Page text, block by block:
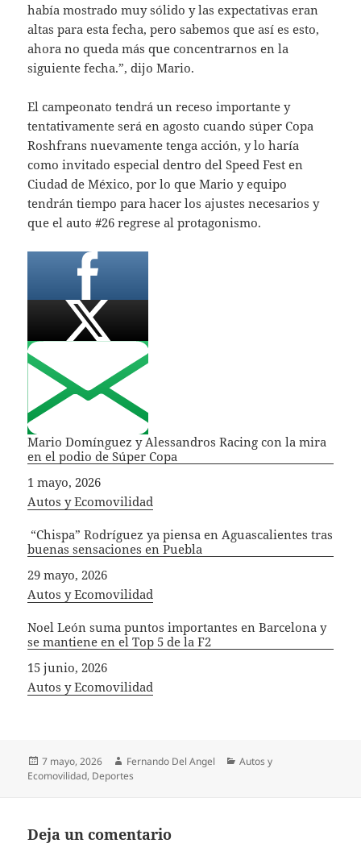
había mostrado muy sólido y las expectativas eran
altas para esta fecha, pero sabemos que así es esto,
ahora no queda más que concentrarnos en la
siguiente fecha.”, dijo Mario.
El campeonato tendrá un receso importante y
tentativamente será en agosto cuando súper Copa
Roshfrans nuevamente tenga acción, y lo haría
como invitado especial dentro del Speed Fest en
Ciudad de México, por lo que Mario y equipo
tendrán tiempo para hacer los ajustes necesarios y
que el auto #26 regrese al protagonismo.
Mario Domínguez y Alessandros Racing con la mira
en el podio de Súper Copa
Fecha
1 mayo, 2026
In relation to
Autos y Ecomovilidad
“Chispa” Rodríguez ya piensa en Aguascalientes tras
buenas sensaciones en Puebla
Fecha
29 mayo, 2026
In relation to
Autos y Ecomovilidad
Noel León suma puntos importantes en Barcelona y
se mantiene en el Top 5 de la F2
Fecha
15 junio, 2026
In relation to
Autos y Ecomovilidad
Publicado
el
7 mayo, 2026 Autor
Fernando Del Angel Categorías
Autos y
Ecomovilidad, Deportes
Deja un comentario